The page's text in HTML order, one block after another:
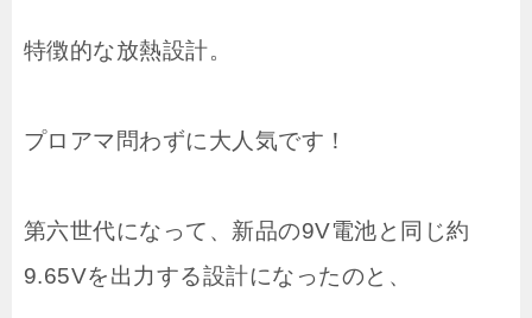
特徴的な放熱設計。
プロアマ問わずに大人気です！
第六世代になって、新品の9V電池と同じ約
9.65Vを出力する設計になったのと、